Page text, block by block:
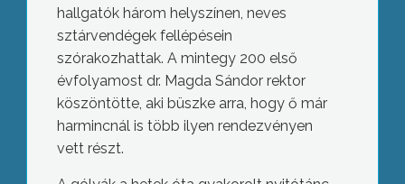
hallgatók három helyszínen, neves
sztárvendégek fellépésein
szórakozhattak. A mintegy 200 első
évfolyamost dr. Magda Sándor rektor
köszöntötte, aki büszke arra, hogy ő már
harmincnál is több ilyen rendezvényen
vett részt.